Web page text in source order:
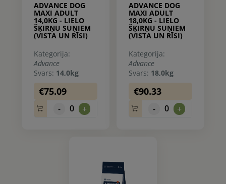
ADVANCE DOG
MAXI ADULT
14,0KG - LIELO
ŠĶIRŅU SUŅIEM
(VISTA UN RĪSI)
Kategorija:
Advance
Svars: 14,0kg
€75.09
- 0 +
ADVANCE DOG
MAXI ADULT
18,0KG - LIELO
ŠĶIRŅU SUŅIEM
(VISTA UN RĪSI)
Kategorija:
Advance
Svars: 18,0kg
€90.33
- 0 +